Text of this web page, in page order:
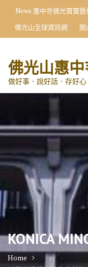
content
News 惠中寺佛光寶寶
佛光山全球資訊網
開
佛光山惠
做好事．說好話．存好心
KONICA
Home